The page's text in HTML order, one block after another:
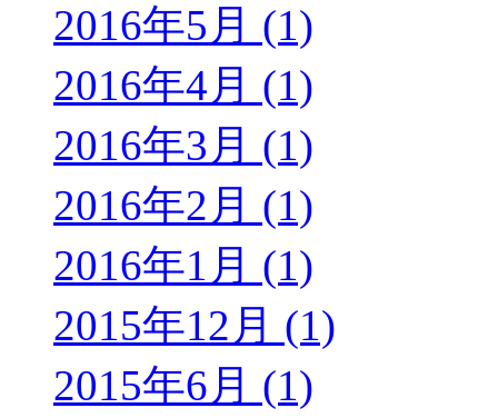
2016年5月 (1)
2016年4月 (1)
2016年3月 (1)
2016年2月 (1)
2016年1月 (1)
2015年12月 (1)
2015年6月 (1)